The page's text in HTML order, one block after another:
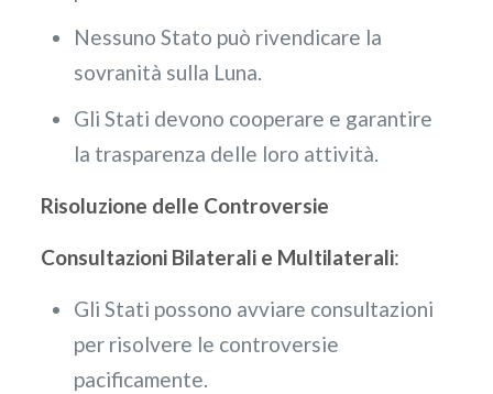
Nessuno Stato può rivendicare la
sovranità sulla Luna.
Gli Stati devono cooperare e garantire
la trasparenza delle loro attività.
Risoluzione delle Controversie
Consultazioni Bilaterali e Multilaterali:
Gli Stati possono avviare consultazioni
per risolvere le controversie
pacificamente.